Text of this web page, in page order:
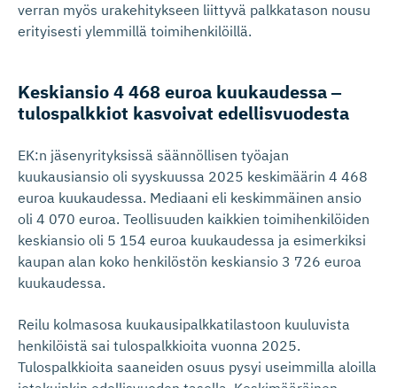
verran myös urakehitykseen liittyvä palkkatason nousu
erityisesti ylemmillä toimihenkilöillä.
Keskiansio 4 468 euroa kuukaudessa‒
tulospalkkiot kasvoivat edellisvuodesta
EK:n jäsenyrityksissä säännöllisen työajan
kuukausiansio oli syyskuussa 2025 keskimäärin 4 468
euroa kuukaudessa. Mediaani eli keskimmäinen ansio
oli 4 070 euroa. Teollisuuden kaikkien toimihenkilöiden
keskiansio oli 5 154 euroa kuukaudessa ja esimerkiksi
kaupan alan koko henkilöstön keskiansio 3 726 euroa
kuukaudessa.
Reilu kolmasosa kuukausipalkkatilastoon kuuluvista
henkilöistä sai tulospalkkioita vuonna 2025.
Tulospalkkioita saaneiden osuus pysyi useimmilla aloilla